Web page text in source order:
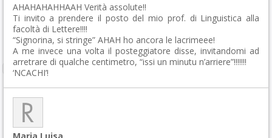
AHAHAHAHHAAH Verità assolute!!
Ti invito a prendere il posto del mio prof. di Linguistica alla
facoltà di Lettere!!!!
“Signorina, si stringe” AHAH ho ancora le lacrimeee!
A me invece una volta il posteggiatore disse, invitandomi ad
arretrare di qualche centimetro, “issi un minutu n’arriere”!!!!!!!
‘NCACHI’!